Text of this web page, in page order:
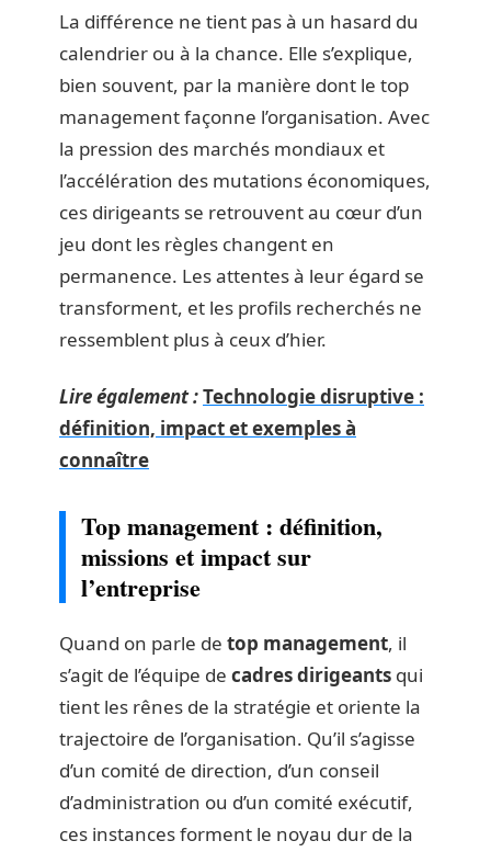
La différence ne tient pas à un hasard du
calendrier ou à la chance. Elle s’explique,
bien souvent, par la manière dont le top
management façonne l’organisation. Avec
la pression des marchés mondiaux et
l’accélération des mutations économiques,
ces dirigeants se retrouvent au cœur d’un
jeu dont les règles changent en
permanence. Les attentes à leur égard se
transforment, et les profils recherchés ne
ressemblent plus à ceux d’hier.
Lire également :Technologie disruptive :
définition, impact et exemples à
connaître
Top management : définition,
missions et impact sur
l’entreprise
Quand on parle de top management, il
s’agit de l’équipe de cadres dirigeants qui
tient les rênes de la stratégie et oriente la
trajectoire de l’organisation. Qu’il s’agisse
d’un comité de direction, d’un conseil
d’administration ou d’un comité exécutif,
ces instances forment le noyau dur de la